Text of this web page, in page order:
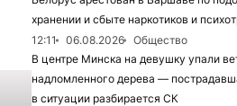
хранении и сбыте наркотиков и
12:11
06.08.2026
Общество
В центре Минска на девушку упали
надломленного дерева —
в ситуации разбирается СК